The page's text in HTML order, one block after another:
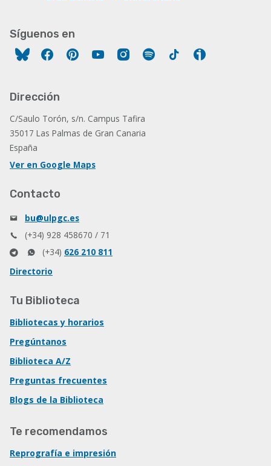
Síguenos en
FacebookPinterestYouTubeInstagram
Spotify Tiktok
Dirección
C/Saulo Torón, s/n. Campus Tafira
35017 Las Palmas de Gran Canaria
España
Ver en Google Maps
Contacto
bu@ulpgc.es
(+34) 928 458670 / 71
(+34) 626 210 811
Directorio
Tu Biblioteca
Bibliotecas y horarios
Pregúntanos
Biblioteca A/Z
Preguntas frecuentes
Blogs de la Biblioteca
Te recomendamos
Reprografía e impresión